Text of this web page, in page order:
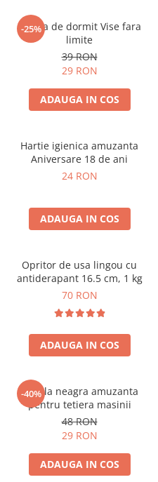
-25%
Masca de dormit Vise fara
limite
39 RON
29 RON
ADAUGA IN COS
Hartie igienica amuzanta
Aniversare 18 de ani
24 RON
ADAUGA IN COS
Opritor de usa lingou cu
antiderapant 16.5 cm, 1 kg
70 RON
ADAUGA IN COS
-40%
Cagula neagra amuzanta
pentru tetiera masinii
48 RON
29 RON
ADAUGA IN COS